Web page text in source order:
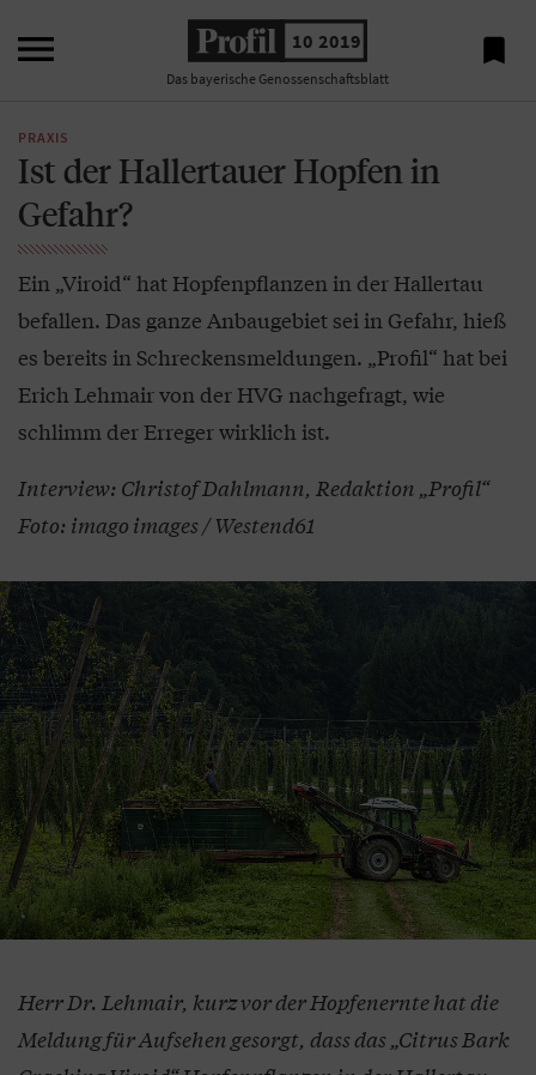
 10 2019
Das bayerische Genossenschaftsblatt

PRAXIS
Ist der Hallertauer Hopfen in
Gefahr?
Ein „Viroid“ hat Hopfenpflanzen in der Hallertau
befallen. Das ganze Anbaugebiet sei in Gefahr, hieß
es bereits in Schreckensmeldungen. „Profil“ hat bei
Erich Lehmair von der HVG nachgefragt, wie
schlimm der Erreger wirklich ist.
Interview: Christof Dahlmann, Redaktion „Profil“
Foto: imago images / Westend61
Herr Dr. Lehmair, kurz vor der Hopfenernte hat die
Meldung für Aufsehen gesorgt, dass das „Citrus Bark